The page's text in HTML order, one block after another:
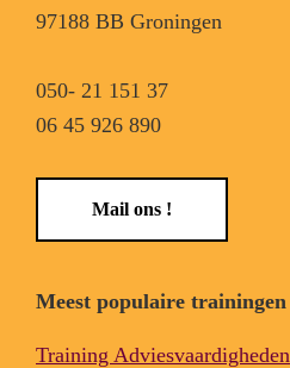
97188 BB Groningen
050- 21 151 37
06 45 926 890
Mail ons !
Meest populaire trainingen
Training Adviesvaardigheden